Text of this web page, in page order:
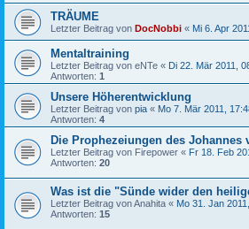
TRÄUME
Letzter Beitrag von DocNobbi « Mi 6. Apr
Mentaltraining
Letzter Beitrag von eNTe « Di 22. Mär 2011,
Antworten: 1
Unsere Höherentwicklung
Letzter Beitrag von pia « Mo 7. Mär 2011,
Antworten: 4
Die Prophezeiungen des Johannes
Letzter Beitrag von Firepower « Fr 18. Feb
Antworten: 20
Was ist die "Sünde wider den
Letzter Beitrag vonAnahita « Mo 31. Jan
Antworten: 15